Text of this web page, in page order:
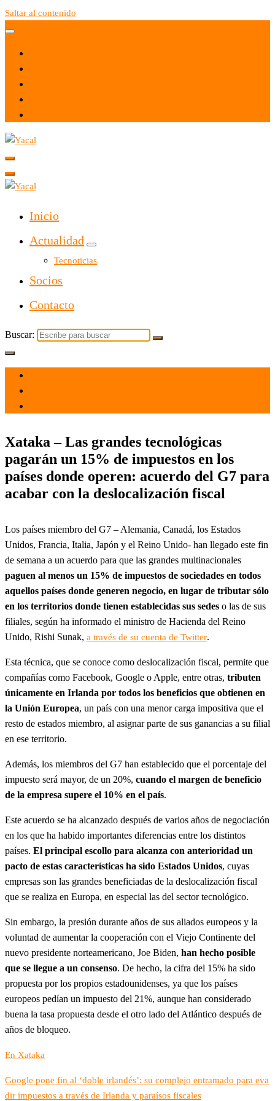
Saltar al contenido
Yacal micro hosting
Inicio
Actualidad
Tecnoticias
Socios
Contacto
Buscar:
Xataka – Las grandes tecnológicas
pagarán un 15% de impuestos en los
países donde operen: acuerdo del G7 para
acabar con la deslocalización fiscal
Los países miembro del G7 – Alemania, Canadá, los Estados
Unidos, Francia, Italia, Japón y el Reino Unido- han llegado este fin
de semana a un acuerdo para que las grandes multinacionales
paguen al menos un 15% de impuestos de sociedades en todos
aquellos países donde generen negocio, en lugar de tributar sólo
en los territorios donde tienen establecidas sus sedes o las de sus
filiales, según ha informado el ministro de Hacienda del Reino
Unido, Rishi Sunak, a través de su cuenta de Twitter.
Esta técnica, que se conoce como deslocalización fiscal, permite que
compañías como Facebook, Google o Apple, entre otras, tributen
únicamente en Irlanda por todos los beneficios que obtienen en
la Unión Europea, un país con una menor carga impositiva que el
resto de estados miembro, al asignar parte de sus ganancias a su filial
en ese territorio.
Además, los miembros del G7 han establecido que el porcentaje del
impuesto será mayor, de un 20%, cuando el margen de beneficio
de la empresa supere el 10% en el país.
Este acuerdo se ha alcanzado después de varios años de negociación
en los que ha habido importantes diferencias entre los distintos
países. El principal escollo para alcanza con anterioridad un
pacto de estas características ha sido Estados Unidos, cuyas
empresas son las grandes beneficiadas de la deslocalización fiscal
que se realiza en Europa, en especial las del sector tecnológico.
Sin embargo, la presión durante años de sus aliados europeos y la
voluntad de aumentar la cooperación con el Viejo Continente del
nuevo presidente norteamericano, Joe Biden, han hecho posible
que se llegue a un consenso. De hecho, la cifra del 15% ha sido
propuesta por los propios estadounidenses, ya que los países
europeos pedían un impuesto del 21%, aunque han considerado
buena la tasa propuesta desde el otro lado del Atlántico después de
años de bloqueo.
En Xataka
Google pone fin al ‘doble irlandés’: su complejo entramado para eva
dir impuestos a través de Irlanda y paraísos fiscales